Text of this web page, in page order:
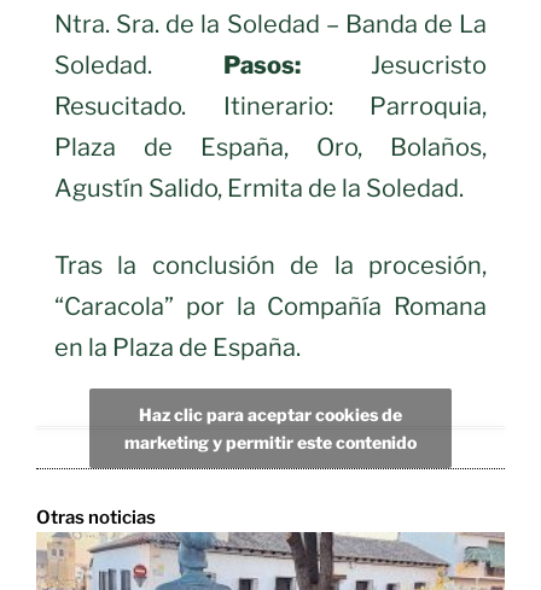
Ntra. Sra. de la Soledad – Banda de La
Soledad. Pasos: Jesucristo
Resucitado. Itinerario: Parroquia,
Plaza de España, Oro, Bolaños,
Agustín Salido, Ermita de la Soledad.
Tras la conclusión de la procesión,
“Caracola” por la Compañía Romana
en la Plaza de España.
Haz clic para aceptar cookies de
marketing y permitir este contenido
Otras noticias